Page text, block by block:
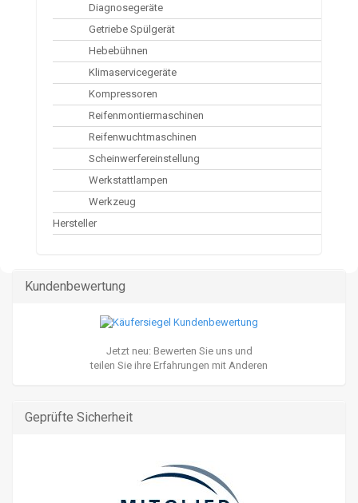
Diagnosegeräte
Getriebe Spülgerät
Hebebühnen
Klimaservicegeräte
Kompressoren
Reifenmontiermaschinen
Reifenwuchtmaschinen
Scheinwerfereinstellung
Werkstattlampen
Werkzeug
Hersteller
Kundenbewertung
Jetzt neu: Bewerten Sie uns und
teilen Sie ihre Erfahrungen mit Anderen
Geprüfte Sicherheit